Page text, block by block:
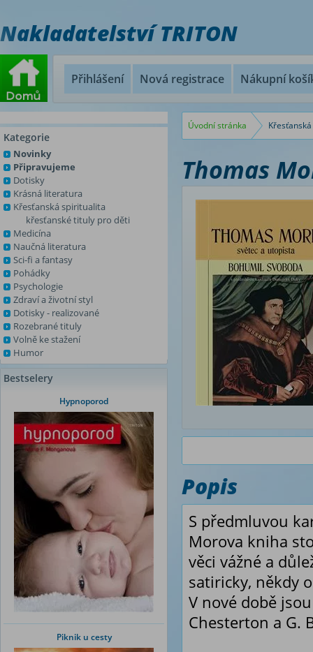
Nakladatelství TRITON
Přihlášení Nová registrace Nákupní
Kategorie
Novinky
Připravujeme
Dotisky
Krásná literatura
Křesťanská spiritualita
křesťanské tituly pro děti
Medicína
Naučná literatura
Sci-fi a fantasy
Pohádky
Psychologie
Zdraví a životní styl
Dotisky - realizované
Rozebrané tituly
Volně ke stažení
Humor
Bestselery
Hypnoporod
Piknik u cesty
Úvodní stránka
Thomas
Popis
S předmluvou
Morova kniha
věci vážné a
satiricky, někdy
V nové době
Chesterton a G.